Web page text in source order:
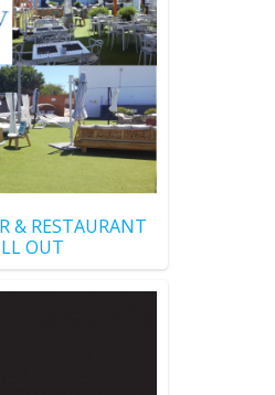
& RESTAURANT
OUT